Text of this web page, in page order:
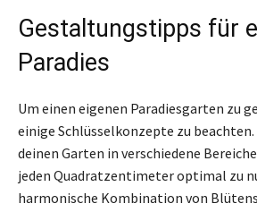
Gestaltungstipps für
Paradies
Um einen eigenen Paradiesgarten zu
einige Schlüsselkonzepte zu
deinen Garten in verschiedene
jeden Quadratzentimeter optimal zu
harmonische Kombination von